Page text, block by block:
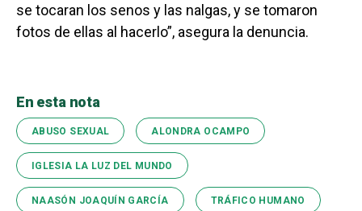
se tocaran los senos y las nalgas, y se tomaron
fotos de ellas al hacerlo”, asegura la denuncia.
En esta nota
ABUSO SEXUAL ALONDRA OCAMPO
IGLESIA LA LUZ DEL MUNDO
NAASÓN JOAQUÍN GARCÍA TRÁFICO HUMANO